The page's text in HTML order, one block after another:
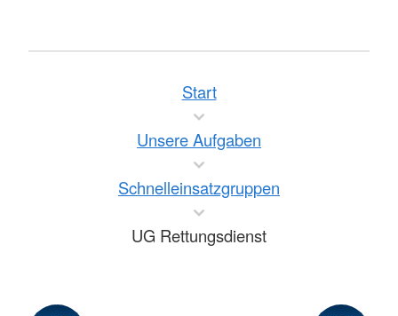
Start
Unsere Aufgaben
Schnelleinsatzgruppen
UG Rettungsdienst